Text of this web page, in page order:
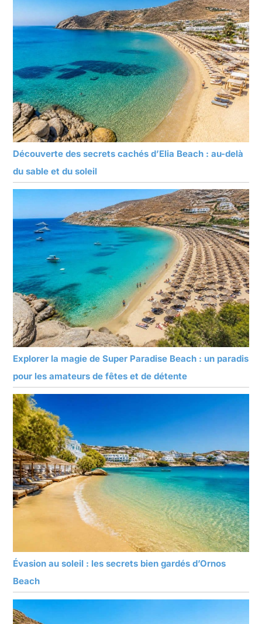
Découverte des secrets cachés d’Elia Beach : au-delà
du sable et du soleil
Explorer la magie de Super Paradise Beach : un paradis
pour les amateurs de fêtes et de détente
Évasion au soleil : les secrets bien gardés d’Ornos
Beach